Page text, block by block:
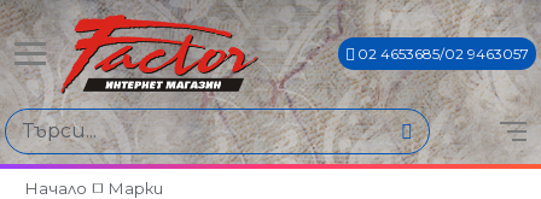
02 4653685/02 9463057
Намери продукти по
Цена
€55€ - €4086€
Начало Марки